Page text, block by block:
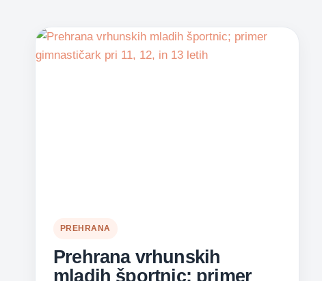
PREHRANA
Prehrana vrhunskih
mladih športnic; primer